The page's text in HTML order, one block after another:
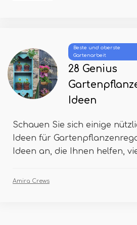
Beste und oberste
Gartenarbeit
28 Genius
Ideen
Schauen Sie sich einige
Ideen für
Ideen an, die Ihnen helfen,
Amira Crews